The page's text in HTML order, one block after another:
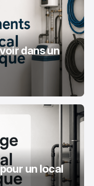
dans un
un local